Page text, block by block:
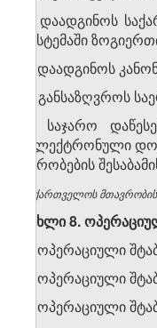
ა) დაადგინოს
სისტემაში
ბ) დაადგინოს
გ) განსაზღვროს
3. საჯარო
„ელექტრონული
პირობების
საქართველოს
მუხლი 8.
1. ოპერაციული
2. ოპერაციული
3. ოპერაციული